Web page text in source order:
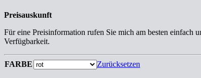
Preisauskunft
Für eine Preisinformation rufen Sie mich am besten einfach
Verfügbarkeit.
FARBE Zurücksetzen